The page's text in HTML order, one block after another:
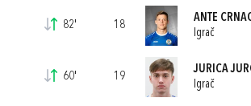
82'
60'
18
ANTE
Igrač
19
JURICA
Igrač